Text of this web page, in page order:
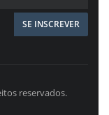
reservados.